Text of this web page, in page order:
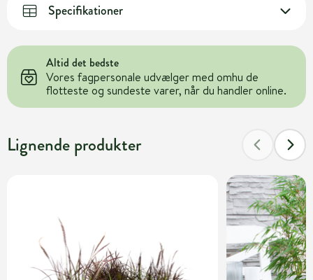
Specifikationer
Altid det bedste
Vores fagpersonale udvælger med omhu de
flotteste og sundeste varer, når du handler online.
Lignende produkter